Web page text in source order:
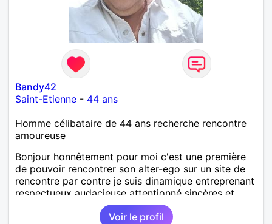
Bandy42
Saint-Etienne - 44 ans
Homme célibataire de 44 ans recherche rencontre
amoureuse
Bonjour honnêtement pour moi c'est une première
de pouvoir rencontrer son alter-ego sur un site de
rencontre par contre je suis dinamique entreprenant
respectueux audacieuse attentionné sincères et
expressif et j' aime surtout les câlins et à les
partager avec humour et amour bisous à+ à bientôt
Voir le profil